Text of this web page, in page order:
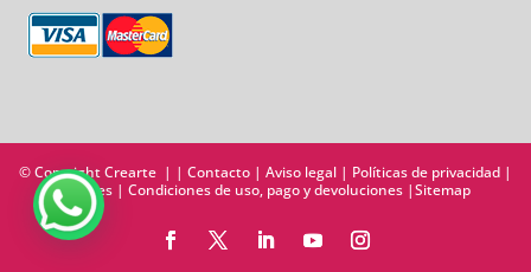
© Copyright Crearte | | Contacto| Aviso legal| Políticas de privacidad|
Cookies |Condiciones de uso, pago y devoluciones |Sitemap